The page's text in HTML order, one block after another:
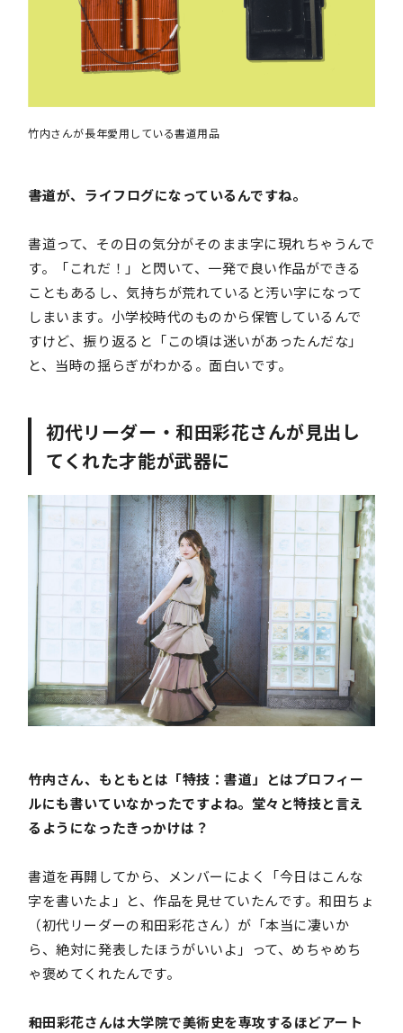
竹内さんが長年愛用している書道用品
――書道が、ライフログになっているんですね。
書道って、その日の気分がそのまま字に現れちゃうんで
す。「これだ！」と閃いて、一発で良い作品ができる
こともあるし、気持ちが荒れていると汚い字になって
しまいます。小学校時代のものから保管しているんで
すけど、振り返ると「この頃は迷いがあったんだな」
と、当時の揺らぎがわかる。面白いです。
初代リーダー・和田彩花さんが見出し
てくれた才能が武器に
――竹内さん、もともとは「特技：書道」とはプロフィー
ルにも書いていなかったですよね。堂々と特技と言え
るようになったきっかけは？
書道を再開してから、メンバーによく「今日はこんな
字を書いたよ」と、作品を見せていたんです。和田ちょ
（初代リーダーの和田彩花さん）が「本当に凄いか
ら、絶対に発表したほうがいいよ」って、めちゃめち
ゃ褒めてくれたんです。
――和田彩花さんは大学院で美術史を専攻するほどアート